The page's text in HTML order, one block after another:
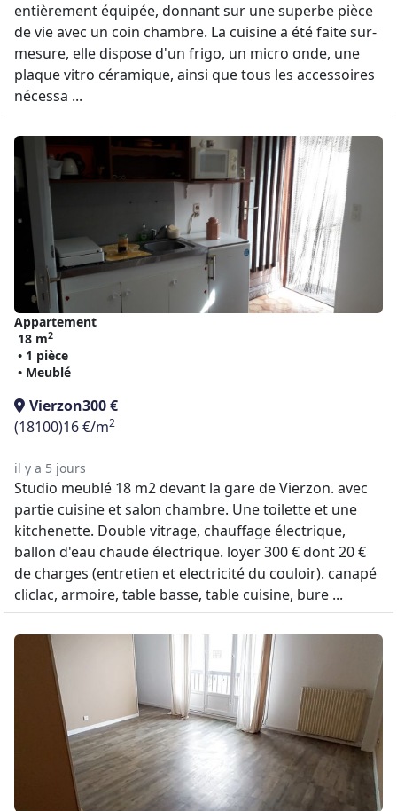
entièrement équipée, donnant sur une superbe pièce
de vie avec un coin chambre. La cuisine a été faite sur-
mesure, elle dispose d'un frigo, un micro onde, une
plaque vitro céramique, ainsi que tous les accessoires
nécessa ...
Appartement
18 m2
• 1 pièce
• Meublé
Vierzon300 €
(18100)16 €/m2
il y a 5 jours
Studio meublé 18 m2 devant la gare de Vierzon. avec
partie cuisine et salon chambre. Une toilette et une
kitchenette. Double vitrage, chauffage électrique,
ballon d'eau chaude électrique. loyer 300 € dont 20 €
de charges (entretien et electricité du couloir). canapé
cliclac, armoire, table basse, table cuisine, bure ...